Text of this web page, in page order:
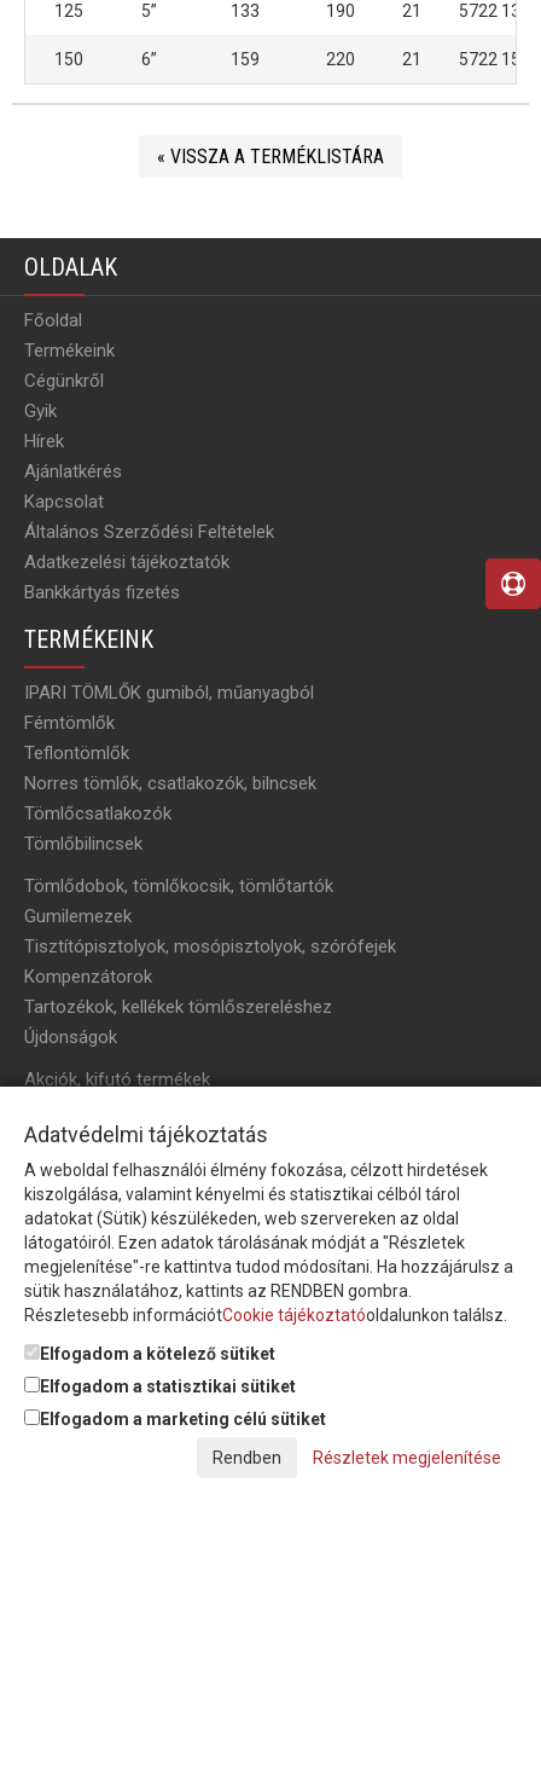
125 5” 133 190 21 5722
150 6” 159 220 21 5722
« VISSZA A TERMÉKLISTÁRA
OLDALAK
Főoldal
Termékeink
Cégünkről
Gyik
Hírek
Ajánlatkérés
Kapcsolat
Általános Szerződési Feltételek
Adatkezelési tájékoztatók
Bankkártyás fizetés
TERMÉKEINK
IPARI TÖMLŐK gumiból, műanyagból
Fémtömlők
Teflontömlők
Norres tömlők, csatlakozók, bilncsek
Tömlőcsatlakozók
Tömlőbilincsek
Tömlődobok, tömlőkocsik, tömlőtartók
Gumilemezek
Tisztítópisztolyok, mosópisztolyok, szórófejek
Kompenzátorok
Tartozékok, kellékek tömlőszereléshez
Újdonságok
Akciók, kifutó termékek
HÍRLEVÉL
Íratkozzon fel hírlevelünkre!
Feliratkozom a hírlevélre és nyilatkozom, hogy azadatkezelési
tájékoztatót elolvastam, megismertem és elfogadom.
© Copyright Triász-Tömlő Kft. | Minden jog fenntartva!
Adatvédelmi tájékoztatás
A weboldal felhasználói élmény fokozása, célzott hirdetések
kiszolgálása, valamint kényelmi és statisztikai célból tárol
adatokat (Sütik) készülékeden, web szervereken az oldal
látogatóiról. Ezen adatok tárolásának módját a "Részletek
megjelenítése"-re kattintva tudod módosítani. Ha hozzájárulsz a
sütik használatához, kattints az RENDBEN gombra.
Részletesebb információtCookie tájékoztatóoldalunkon találsz.
Elfogadom a kötelező sütiket
Elfogadom a statisztikai sütiket
Elfogadom a marketing célú sütiket
Részletek megjelenítése